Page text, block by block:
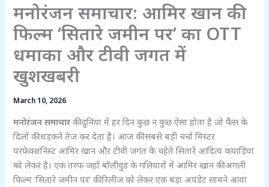
मनोरंजन समाचार: आमिर खान की
फिल्म ‘सितारे जमीन पर’ का OTT
धमाका और टीवी जगत में
खुशखबरी
March 10, 2026
मनोरंजन समाचार की दुनिया में हर दिन कुछ न कुछ ऐसा होता है जो फैंस के
दिलों की धड़कनें तेज कर देता है। आज की सबसे बड़ी चर्चा मिस्टर
परफेक्शनिस्ट आमिर खान और टीवी जगत के चहेते सितारे आदित्य कपाड़िया
को लेकर है। एक तरफ जहाँ बॉलीवुड के गलियारों में आमिर खान की अगली
फिल्म ‘सितारे जमीन पर’ की रिलीज को लेकर एक बड़ा अपडेट सामने आया